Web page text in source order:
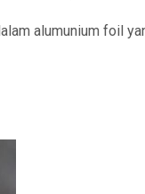
alumunium foil